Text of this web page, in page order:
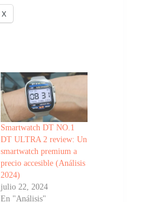
X
Smartwatch DT NO.1
DT ULTRA 2 review: Un
smartwatch premium a
precio accesible (Análisis
2024)
julio 22, 2024
En "Análisis"